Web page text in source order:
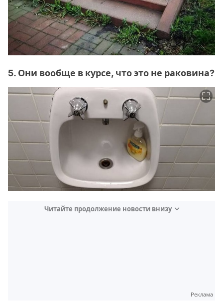
5. Они вообще в курсе, что это не раковина?
Читайте продолжение новости внизу
Реклама